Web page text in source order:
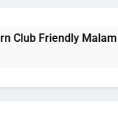
Ini Pukul 19.00